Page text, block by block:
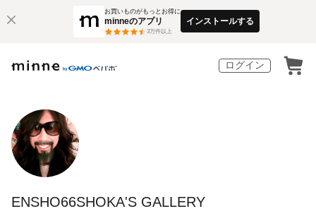
お買いものがもっとお得に
minneのアプリ
3万件以上
インストールする
ログイン
ENSHO66SHOKA'S GALLERY